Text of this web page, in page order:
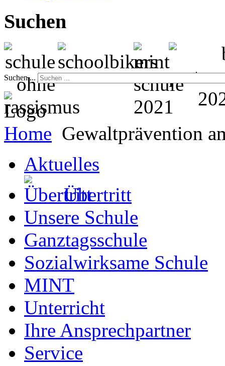
Suchen
Suchen ...
Home Gewaltprävention
Aktuelles
Übertritt
Unsere Schule
Ganztagsschule
Sozialwirksame Schule
MINT
Unterricht
Ihre Ansprechpartner
Service